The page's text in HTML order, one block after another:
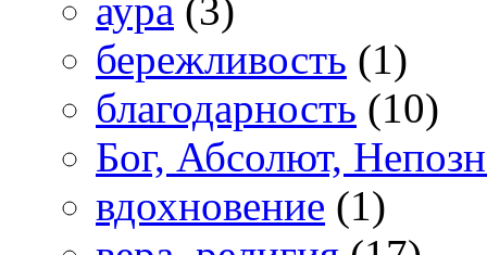
аура (3)
бережливость (1)
благодарность (10)
Бог, Абсолют,
вдохновение (1)